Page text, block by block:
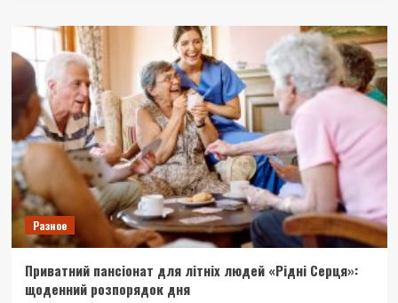
Разное
Приватний пансіонат для літніх людей «Рідні Серця»:
щоденний розпорядок дня